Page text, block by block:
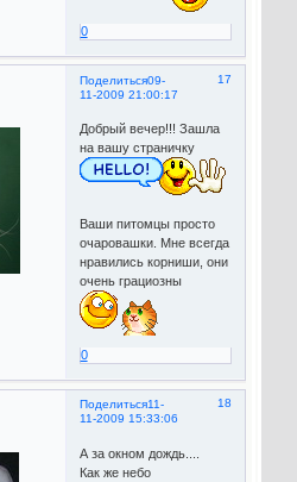
0
Поделиться 17
09-
11-2009 21:00:17
Добрый вечер!!! Зашла
на вашу страничку
Ваши питомцы просто
очаровашки. Мне всегда
нравились корниши, они
очень грациозны
0
Поделиться 18
11-
11-2009 15:33:06
А за окном дождь....
Как же небо